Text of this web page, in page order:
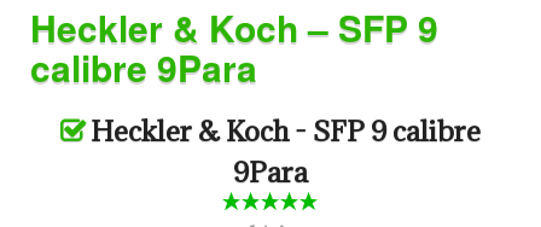
Heckler & Koch – SFP 9
calibre 9Para
Heckler & Koch - SFP 9 calibre
9Para